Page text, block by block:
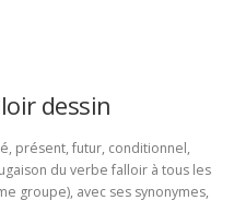
dessin
présent, futur, conditionnel,
du verbe falloir à tous les
groupe), avec ses synonymes,